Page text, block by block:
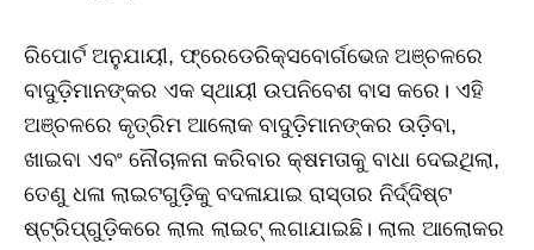
ରିପୋର୍ଟ ଅନୁଯାୟୀ, ଫ୍ରେଡେରିକ୍ସବୋର୍ଗଭେଜ ଅଞ୍ଚଳରେ
ବାଦୁଡ଼ିମାନଙ୍କର ଏକ ସ୍ଥାୟୀ ଉପନିବେଶ ବାସ କରେ। ଏହି
ଅଞ୍ଚଳରେ କୃତ୍ରିମ ଆଲୋକ ବାଦୁଡ଼ିମାନଙ୍କର ଉଡ଼ିବା,
ଖାଇବା ଏବଂ ନୌଚାଳନା କରିବାର କ୍ଷମତାକୁ ବାଧା ଦେଇଥିଲା,
ତେଣୁ ଧଳା ଲାଇଟଗୁଡ଼ିକୁ ବଦଳାଯାଇ ରାସ୍ତାର ନିର୍ଦ୍ଦିଷ୍ଟ
ଷ୍ଟ୍ରିପ୍‌ଗୁଡ଼ିକରେ ଲାଲ ଲାଇଟ୍‌ ଲଗାଯାଇଛି। ଲାଲ ଆଲୋକର